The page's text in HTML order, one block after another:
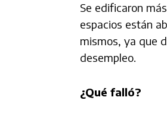
Se edificaron
espacios están
mismos, ya que
desempleo.
¿Qué falló?